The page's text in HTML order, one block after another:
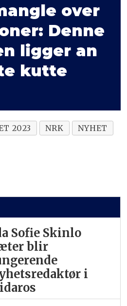
over
Denne
ligger an
kutte
2023 NRK NYHET
Sofie Skinlo
blir
i